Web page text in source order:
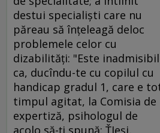
destui specialişti care nu
păreau să înţeleagă deloc
problemele celor cu
dizabilităţi: "Este inadmisibil
ca, ducîndu-te cu copilul cu
handicap gradul 1, care e
timpul agitat, la Comisia de
expertiză, psihologul de
acolo să-ţi spună: ŤIeşi,